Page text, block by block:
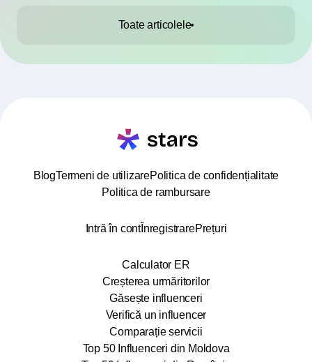
Toate articolele
BlogTermeni de utilizarePolitica de confidențialitate
Politica de rambursare
Intră în contÎnregistrarePrețuri
Calculator ER
Creșterea urmăritorilor
Găsește influenceri
Verifică un influencer
Comparație servicii
Top 50 Influenceri din Moldova